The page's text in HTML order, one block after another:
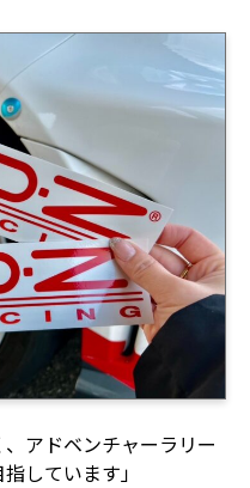
、アドベンチャーラリー
しています」